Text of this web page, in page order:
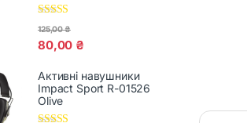
Оцінено в
5.00
80,00 ₴
125,00₴
Активні навушники
Impact Sport R-01526
Olive